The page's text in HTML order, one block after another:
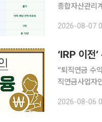
종합자산관리
해주는 방안
2026-08-07
‘IRP 이전
“퇴직연금 수익률 광
직연금사업자
아니다. 퇴직
2026-08-06